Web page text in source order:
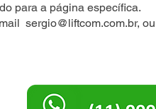
para a página específica.
sergio@liftcom.com.br, ou